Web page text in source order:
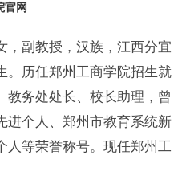
官网
，副教授，汉族，江西分宜
。历任郑州工商学院招生就
教务处处长、校长助理，曾
进个人、郑州市教育系统新
等荣誉称号。现任郑州工